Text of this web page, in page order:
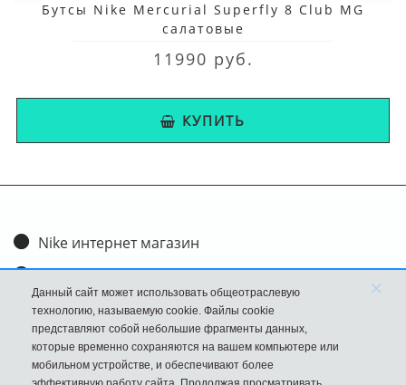
Бутсы Nike Mercurial Superfly 8 Club MG
салатовые
11990 руб.
КУПИТЬ
Nike интернет магазин
Доставка и оплата
Обмен и возврат
Размеры
FAQ
Данный сайт может использовать общеотраслевую
технологию, называемую cookie. Файлы cookie
представляют собой небольшие фрагменты данных,
которые временно сохраняются на вашем компьютере или
мобильном устройстве, и обеспечивают более
×